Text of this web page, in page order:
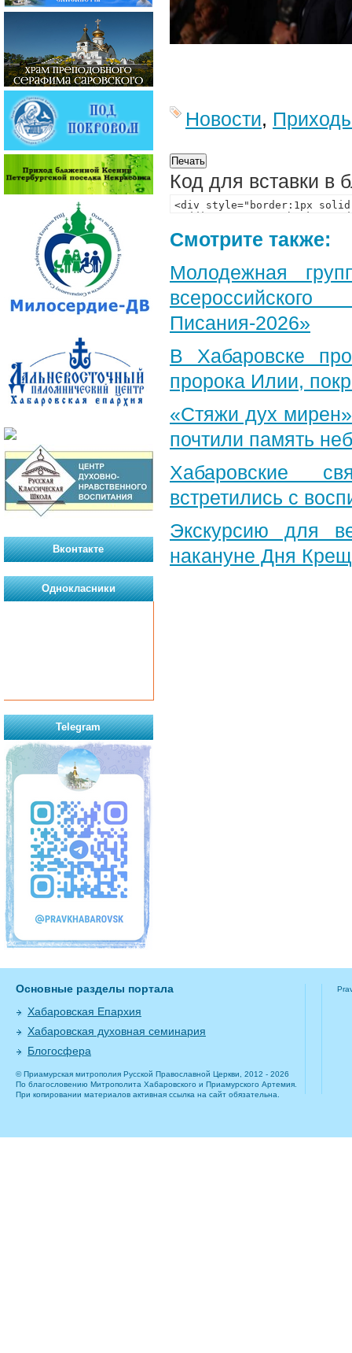
Новости,
Код для вставки в
Смотрите также:
Молодежная
Писания-2026»
В Хабаровске
пророка Илии,
«Стяжи дух
почтили память
Хабаровские
встретились с
Экскурсию для
накануне Дня
Вконтакте
Однокласники
Telegram
Основные разделы портала
Хабаровская Епархия
Хабаровская духовная семинария
Блогосфера
© Приамурская митрополия Русской Православной Церкви, 2012 - 2026
По благословению Митрополита Хабаровского и Приамурского Артемия.
При копировании материалов активная ссылка на сайт обязательна.